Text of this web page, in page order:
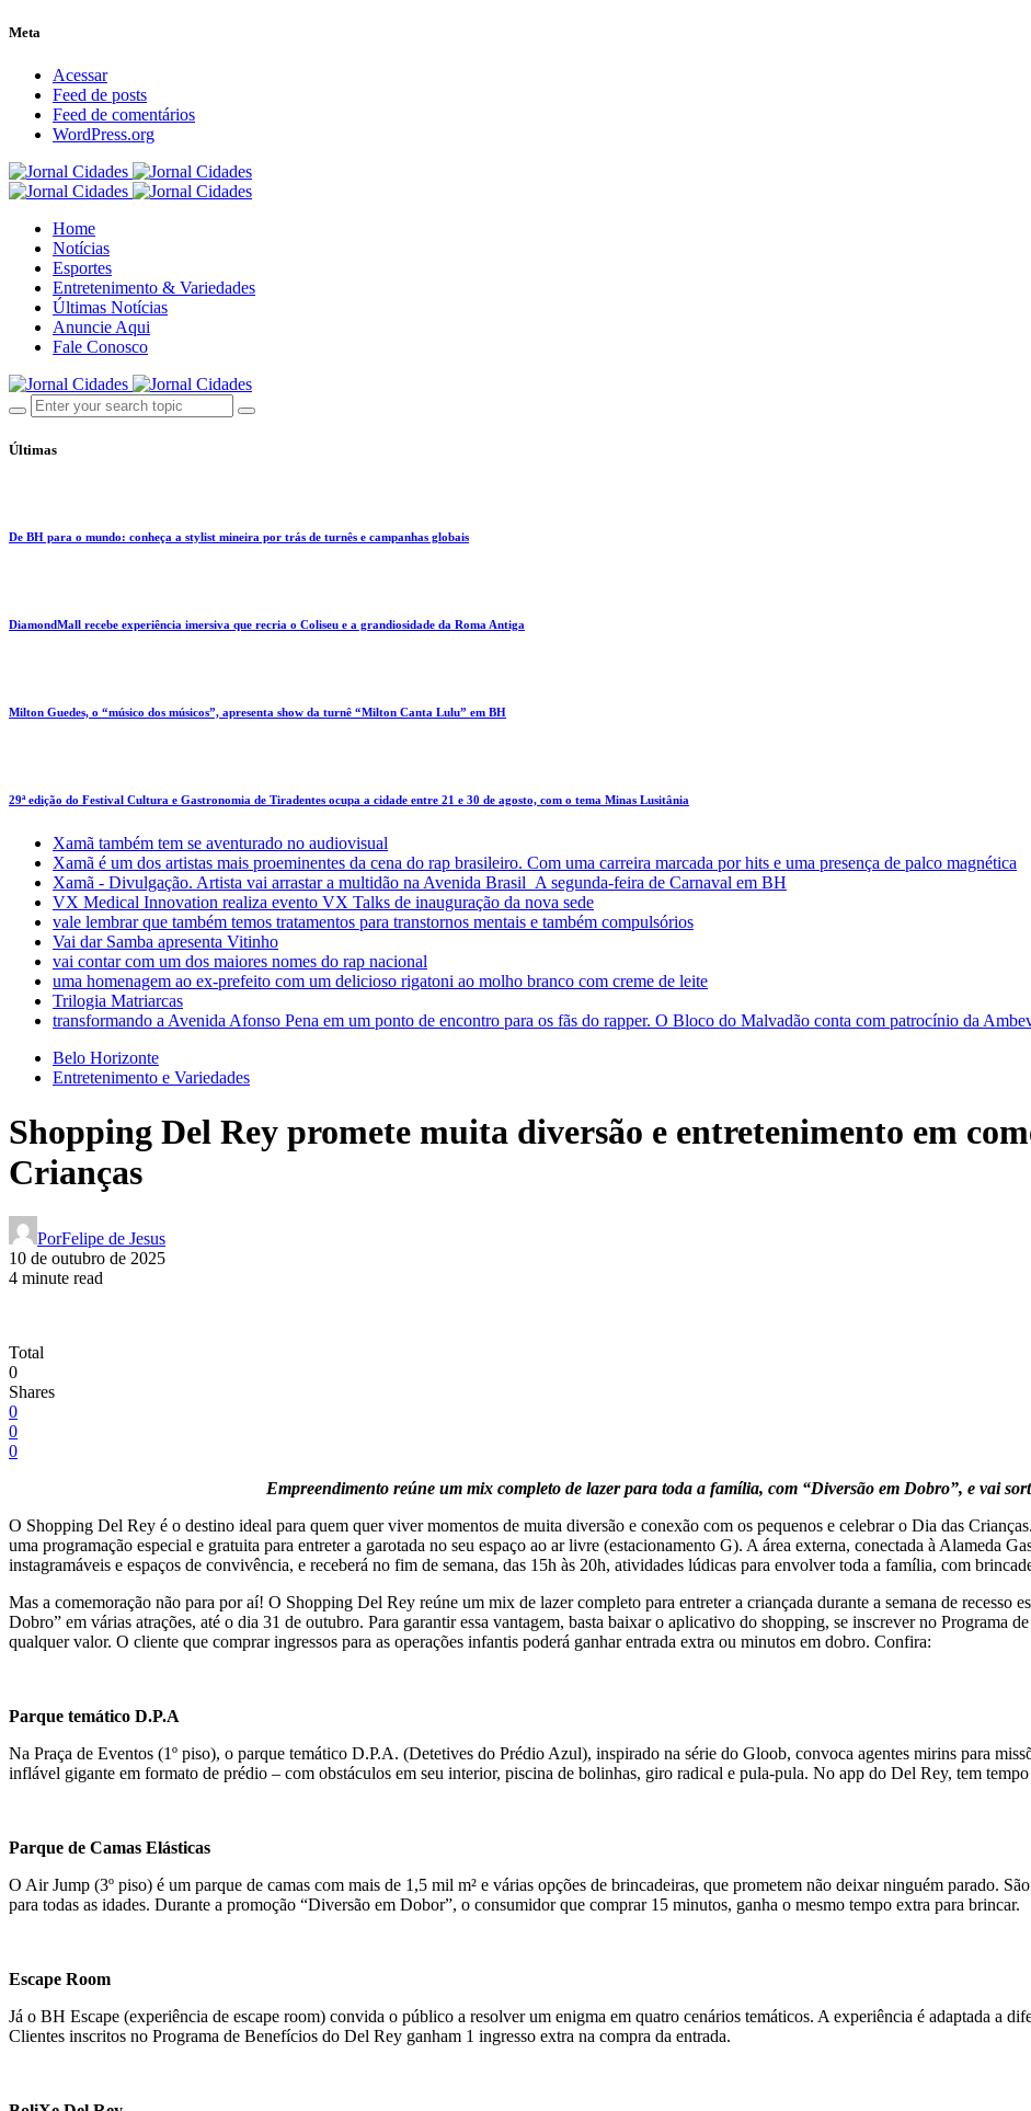
Meta
Acessar
Feed de posts
Feed de comentários
WordPress.org
Home
Notícias
Esportes
Entretenimento & Variedades
Últimas Notícias
Anuncie Aqui
Fale Conosco
Últimas
De BH para o mundo: conheça a stylist mineira por trás de turnês e campanhas globais
DiamondMall recebe experiência imersiva que recria o Coliseu e a grandiosidade da Roma Antiga
Milton Guedes, o “músico dos músicos”, apresenta show da turnê “Milton Canta Lulu” em BH
29ª edição do Festival Cultura e Gastronomia de Tiradentes ocupa a cidade entre 21 e 30 de agosto, com o tema Minas Lusitânia
Xamã também tem se aventurado no audiovisual
Xamã é um dos artistas mais proeminentes da cena do rap brasileiro. Com uma carreira marcada por hits e uma presença de palco magnética
Xamã - Divulgação. Artista vai arrastar a multidão na Avenida Brasil A segunda-feira de Carnaval em BH
VX Medical Innovation realiza evento VX Talks de inauguração da nova sede
vale lembrar que também temos tratamentos para transtornos mentais e também compulsórios
Vai dar Samba apresenta Vitinho
vai contar com um dos maiores nomes do rap nacional
uma homenagem ao ex-prefeito com um delicioso rigatoni ao molho branco com creme de leite
Trilogia Matriarcas
transformando a Avenida Afonso Pena em um ponto de encontro para os fãs do rapper. O Bloco do Malvadão conta com patrocínio da
Belo Horizonte
Entretenimento e Variedades
Shopping Del Rey promete muita diversão e entretenimento em
Crianças
PorFelipe de Jesus
10 de outubro de 2025
4 minute read
Total
0
Shares
0
0
0
Empreendimento reúne um mix completo de lazer para toda a família, com “Diversão em Dobro”, e vai
O Shopping Del Rey é o destino ideal para quem quer viver momentos de muita diversão e conexão com os pequenos e celebrar o Dia das
uma programação especial e gratuita para entreter a garotada no seu espaço ao ar livre (estacionamento G). A área externa, conectada à Alameda
instagramáveis e espaços de convivência, e receberá no fim de semana, das 15h às 20h, atividades lúdicas para envolver toda a família, com
Mas a comemoração não para por aí! O Shopping Del Rey reúne um mix de lazer completo para entreter a criançada durante a semana de recesso
Dobro” em várias atrações, até o dia 31 de outubro. Para garantir essa vantagem, basta baixar o aplicativo do shopping, se inscrever no Programa
qualquer valor. O cliente que comprar ingressos para as operações infantis poderá ganhar entrada extra ou minutos em dobro. Confira:
Parque temático D.P.A
Na Praça de Eventos (1º piso), o parque temático D.P.A. (Detetives do Prédio Azul), inspirado na série do Gloob, convoca agentes mirins para
inflável gigante em formato de prédio – com obstáculos em seu interior, piscina de bolinhas, giro radical e pula-pula. No app do Del Rey, tem
Parque de Camas Elásticas
O Air Jump (3º piso) é um parque de camas com mais de 1,5 mil m² e várias opções de brincadeiras, que prometem não deixar ninguém parado.
para todas as idades. Durante a promoção “Diversão em Dobor”, o consumidor que comprar 15 minutos, ganha o mesmo tempo extra para brincar.
Escape Room
Já o BH Escape (experiência de escape room) convida o público a resolver um enigma em quatro cenários temáticos. A experiência é adaptada a
Clientes inscritos no Programa de Benefícios do Del Rey ganham 1 ingresso extra na compra da entrada.